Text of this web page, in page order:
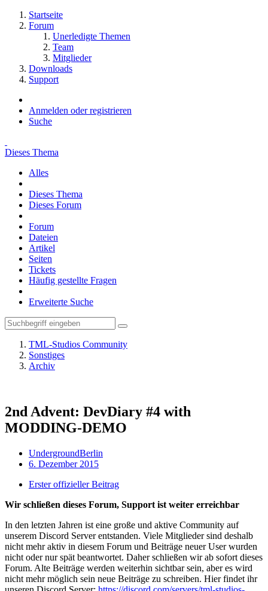
Startseite
Forum
Unerledigte Themen
Team
Mitglieder
Downloads
Support
Anmelden oder registrieren
Suche
Dieses Thema
Alles
Dieses Thema
Dieses Forum
Forum
Dateien
Artikel
Seiten
Tickets
Häufig gestellte Fragen
Erweiterte Suche
TML-Studios Community
Sonstiges
Archiv
2nd Advent: DevDiary #4 with
MODDING-DEMO
UndergroundBerlin
6. Dezember 2015
Erster offizieller Beitrag
Wir schließen dieses Forum, Support ist weiter erreichbar
In den letzten Jahren ist eine große und aktive Community auf
unserem Discord Server entstanden. Viele Mitglieder sind deshalb
nicht mehr aktiv in diesem Forum und Beiträge neuer User wurden
nicht oder nur spät beantwortet. Daher schließen wir ab sofort dieses
Forum. Alte Beiträge werden weiterhin sichtbar sein, aber es wird
nicht mehr möglich sein neue Beiträge zu schreiben. Hier findet ihr